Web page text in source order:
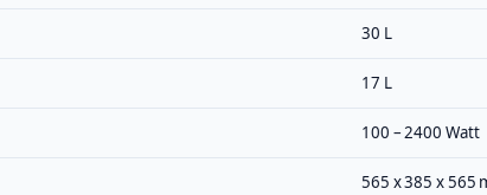
30 L
17 L
100 – 2400 Watt
565 x 385 x 565